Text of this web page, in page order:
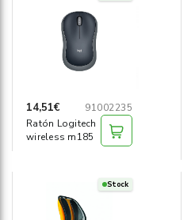
14,51€
91002235
Ratón Logitech
wireless m185
Stock